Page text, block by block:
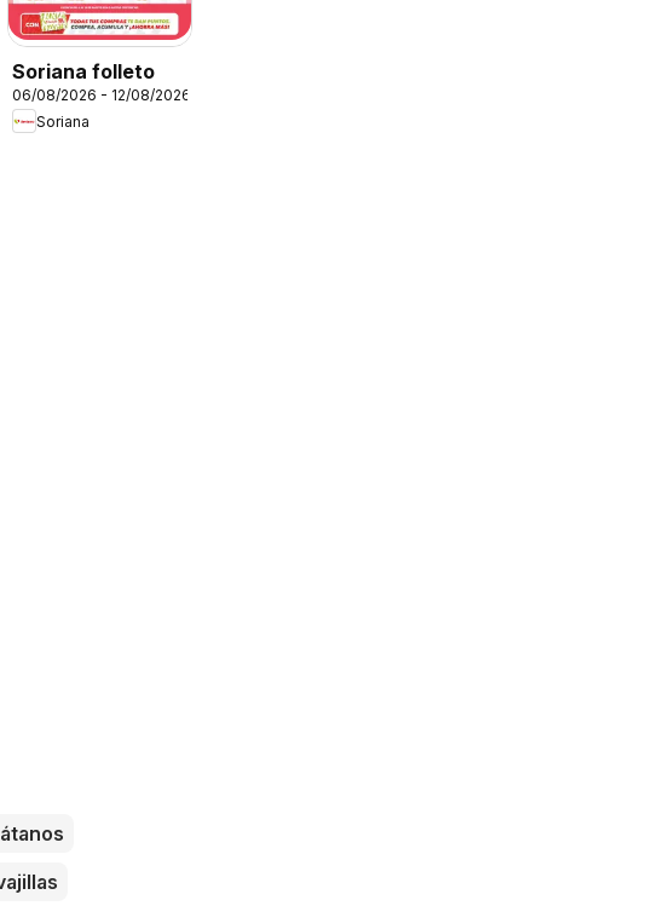
Soriana folleto
06/08/2026 - 12/08/2026
Soriana